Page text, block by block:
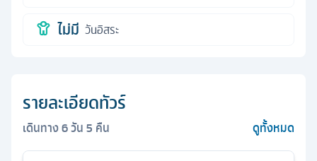
ไม่มี วันอิสระ
รายละเอียดทัวร์
เดินทาง6วัน5 คืน ดูทั้งหมด